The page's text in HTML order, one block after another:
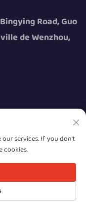
Road, Guo
de Wenzhou,
Ltd.
our services. If you don't
cookies.